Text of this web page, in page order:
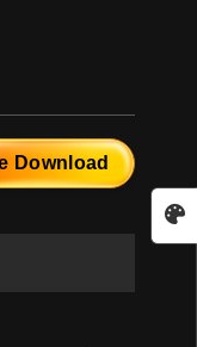
Download